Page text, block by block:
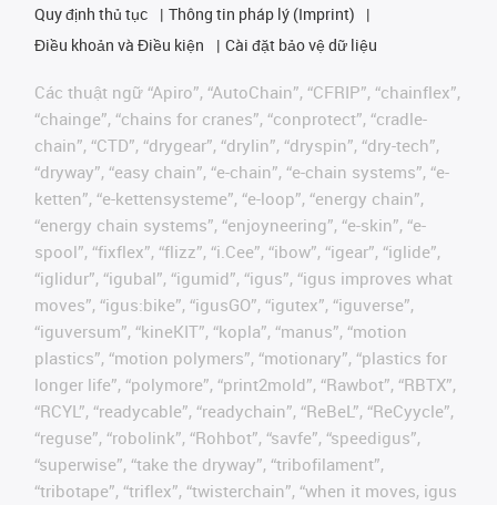
Quy định thủ tục
Thông tin pháp lý (Imprint)
Điều khoản và Điều kiện
Cài đặt bảo vệ dữ liệu
Các thuật ngữ “Apiro”, “AutoChain”, “CFRIP”, “chainflex”,
“chainge”, “chains for cranes”, “conprotect”, “cradle-
chain”, “CTD”, “drygear”, “drylin”, “dryspin”, “dry-tech”,
“dryway”, “easy chain”, “e-chain”, “e-chain systems”, “e-
ketten”, “e-kettensysteme”, “e-loop”, “energy chain”,
“energy chain systems”, “enjoyneering”, “e-skin”, “e-
spool”, “fixflex”, “flizz”, “i.Cee”, “ibow”, “igear”, “iglide”,
“iglidur”, “igubal”, “igumid”, “igus”, “igus improves what
moves”, “igus:bike”, “igusGO”, “igutex”, “iguverse”,
“iguversum”, “kineKIT”, “kopla”, “manus”, “motion
plastics”, “motion polymers”, “motionary”, “plastics for
longer life”, “polymore”, “print2mold”, “Rawbot”, “RBTX”,
“RCYL”, “readycable”, “readychain”, “ReBeL”, “ReCyycle”,
“reguse”, “robolink”, “Rohbot”, “savfe”, “speedigus”,
“superwise”, “take the dryway”, “tribofilament”,
“tribotape”, “triflex”, “twisterchain”, “when it moves, igus